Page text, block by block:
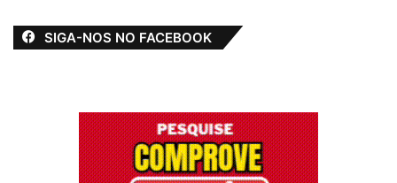
SIGA-NOS NO FACEBOOK